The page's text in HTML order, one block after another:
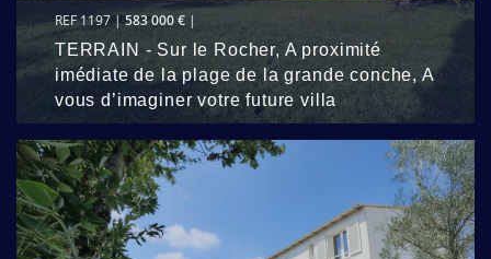
REF 1197 |583 000 € |
TERRAIN - Sur le Rocher, A proximité
imédiate de la plage de la grande conche, A
vous d’imaginer votre future villa